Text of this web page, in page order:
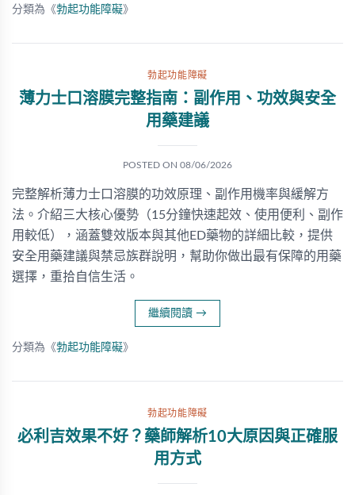
分類為《勃起功能障礙》
勃起功能障礙
薄力士口溶膜完整指南：副作用、功效與安全
用藥建議
POSTED ON 08/06/2026
完整解析薄力士口溶膜的功效原理、副作用機率與緩解方
法。介紹三大核心優勢（15分鐘快速起效、使用便利、副作
用較低），涵蓋雙效版本與其他ED藥物的詳細比較，提供
安全用藥建議與禁忌族群說明，幫助你做出最有保障的用藥
選擇，重拾自信生活。
繼續閱讀 →
分類為《勃起功能障礙》
勃起功能障礙
必利吉效果不好？藥師解析10大原因與正確服
用方式